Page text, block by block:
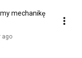
mechanikę
ago